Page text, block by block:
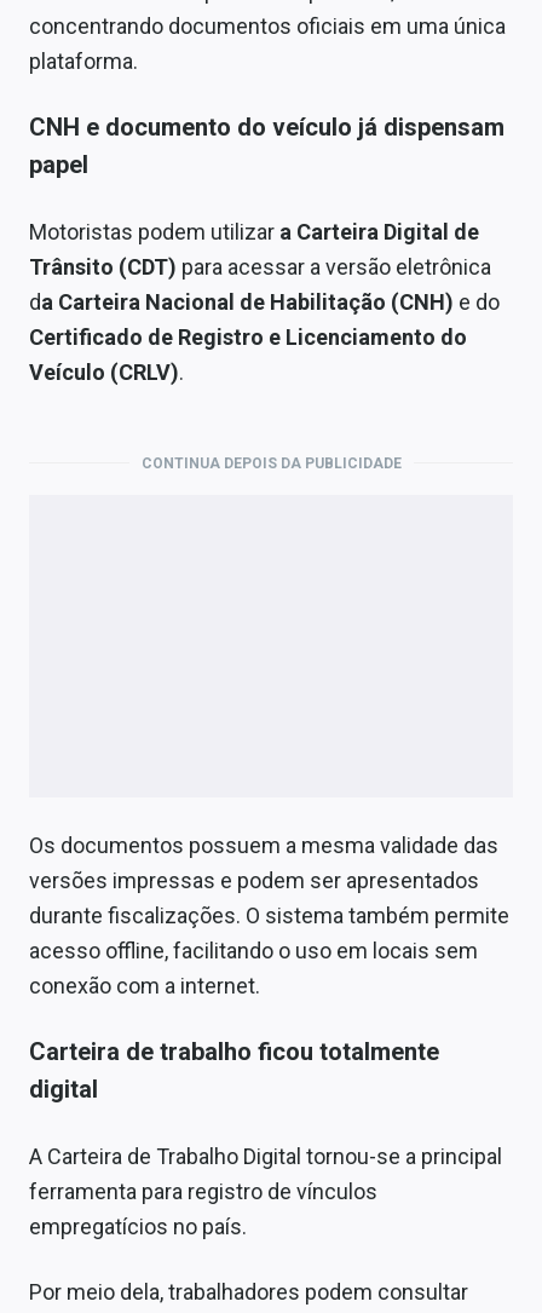
concentrando documentos oficiais em uma única
plataforma.
CNH e documento do veículo já dispensam
papel
Motoristas podem utilizar a Carteira Digital de
Trânsito (CDT) para acessar a versão eletrônica
da Carteira Nacional de Habilitação (CNH) e do
Certificado de Registro e Licenciamento do
Veículo (CRLV).
CONTINUA DEPOIS DA PUBLICIDADE
Os documentos possuem a mesma validade das
versões impressas e podem ser apresentados
durante fiscalizações. O sistema também permite
acesso offline, facilitando o uso em locais sem
conexão com a internet.
Carteira de trabalho ficou totalmente
digital
A Carteira de Trabalho Digital tornou-se a principal
ferramenta para registro de vínculos
empregatícios no país.
Por meio dela, trabalhadores podem consultar